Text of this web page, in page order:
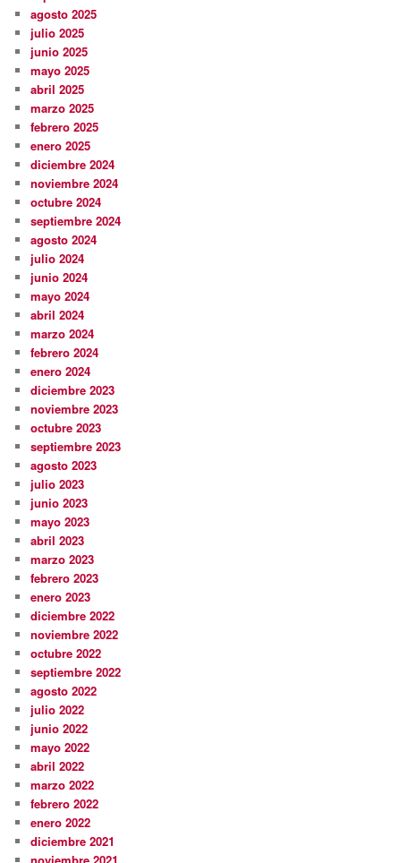
agosto 2025
julio 2025
junio 2025
mayo 2025
abril 2025
marzo 2025
febrero 2025
enero 2025
diciembre 2024
noviembre 2024
octubre 2024
septiembre 2024
agosto 2024
julio 2024
junio 2024
mayo 2024
abril 2024
marzo 2024
febrero 2024
enero 2024
diciembre 2023
noviembre 2023
octubre 2023
septiembre 2023
agosto 2023
julio 2023
junio 2023
mayo 2023
abril 2023
marzo 2023
febrero 2023
enero 2023
diciembre 2022
noviembre 2022
octubre 2022
septiembre 2022
agosto 2022
julio 2022
junio 2022
mayo 2022
abril 2022
marzo 2022
febrero 2022
enero 2022
diciembre 2021